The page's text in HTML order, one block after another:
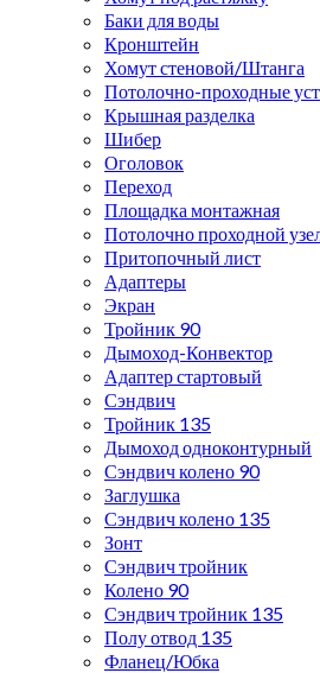
Баки для воды
Кронштейн
Хомут стеновой/Штанга
Потолочно-проходные
Крышная разделка
Шибер
Оголовок
Переход
Площадка монтажная
Потолочно проходной
Притопочный лист
Адаптеры
Экран
Тройник 90
Дымоход-Конвектор
Адаптер стартовый
Сэндвич
Тройник 135
Дымоход одноконтурный
Сэндвич колено 90
Заглушка
Сэндвич колено 135
Зонт
Сэндвич тройник
Колено 90
Сэндвич тройник 135
Полу отвод 135
Фланец/Юбка